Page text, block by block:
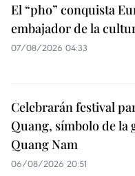
El “pho” conquista
embajador de la
07/08/2026 04:33
Celebrarán festival
Quang, símbolo de la
Quang Nam
06/08/2026 20:51